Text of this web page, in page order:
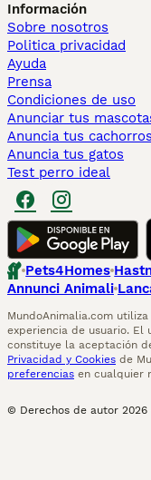
Información
Sobre nosotros
Politica privacidad
Ayuda
Prensa
Condiciones de uso
Anunciar tus
Anuncia tus cachorros
Anuncia tus gatos
Test perro ideal
Pets4Homes
Annunci Animali
MundoAnimalia.com
experiencia de usuario. El
constituye la aceptación
Privacidad y Cookies de
preferencias en cualquier
© Derechos de autor 2026